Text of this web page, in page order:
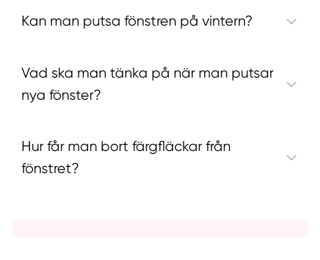
Kan man putsa fönstren på vintern?
Vad ska man tänka på när man putsar
nya fönster?
Hur får man bort färgfläckar från
fönstret?